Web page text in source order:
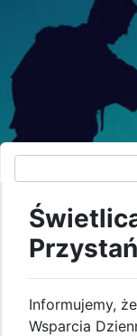
Informujemy,
Wsparcia